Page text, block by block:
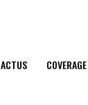
COVERAGE